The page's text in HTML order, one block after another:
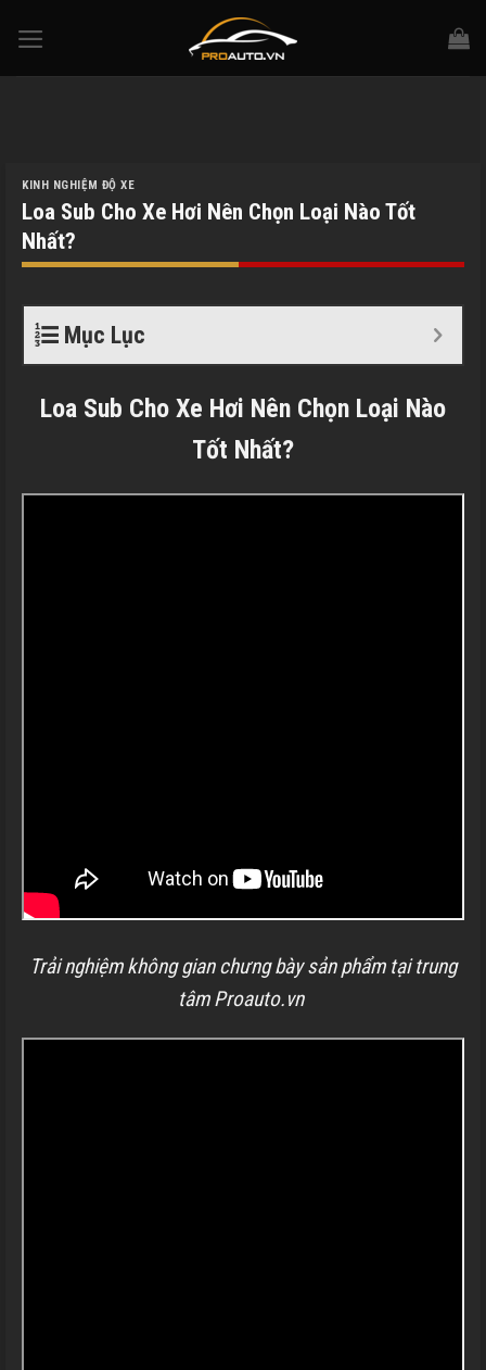
KINH NGHIỆM ĐỘ XE
Loa Sub Cho Xe Hơi Nên Chọn Loại Nào Tốt
Nhất?
Mục Lục
Loa Sub Cho Xe Hơi Nên Chọn Loại Nào
Tốt Nhất?
Trải nghiệm không gian chưng bày sản phẩm tại trung
tâm Proauto.vn